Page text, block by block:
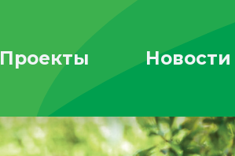
Проекты Новости